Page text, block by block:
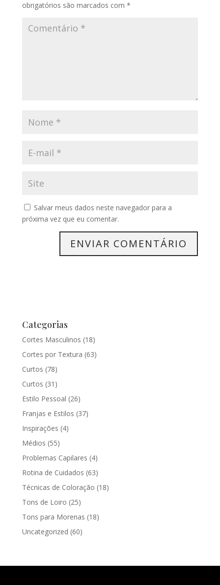
obrigatórios são marcados com *
Salvar meus dados neste navegador para a
próxima vez que eu comentar.
Categorias
Cortes Masculinos (18)
Cortes por Textura (63)
Curtos (78)
Curtos (31)
Estilo Pessoal (26)
Franjas e Estilos (37)
Inspirações (4)
Médios (55)
Problemas Capilares (4)
Rotina de Cuidados (63)
Técnicas de Coloração (18)
Tons de Loiro (25)
Tons para Morenas (18)
Uncategorized (60)